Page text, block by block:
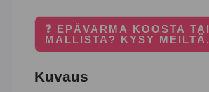
❓ EPÄVARMA KOOSTA TAI
MALLISTA? KYSY MEILTÄ.
Kuvaus